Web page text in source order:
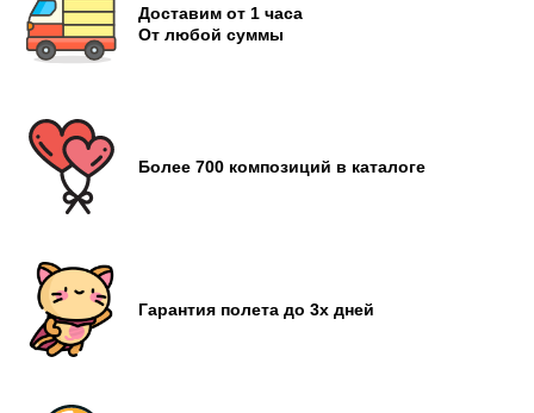
Доставим от 1 часа
От любой суммы
Более 700 композиций в каталоге
Гарантия полета до 3х дней